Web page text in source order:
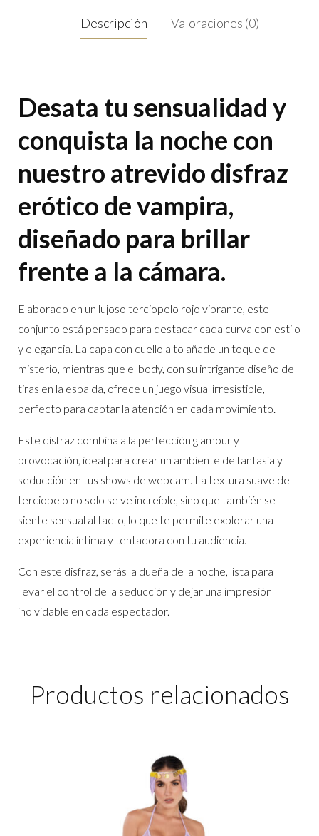
Descripción Valoraciones (0)
Desata tu sensualidad y
conquista la noche con
nuestro atrevido disfraz
erótico de vampira,
diseñado para brillar
frente a la cámara.
Elaborado en un lujoso terciopelo rojo vibrante, este
conjunto está pensado para destacar cada curva con estilo
y elegancia. La capa con cuello alto añade un toque de
misterio, mientras que el body, con su intrigante diseño de
tiras en la espalda, ofrece un juego visual irresistible,
perfecto para captar la atención en cada movimiento.
Este disfraz combina a la perfección glamour y
provocación, ideal para crear un ambiente de fantasía y
seducción en tus shows de webcam. La textura suave del
terciopelo no solo se ve increíble, sino que también se
siente sensual al tacto, lo que te permite explorar una
experiencia íntima y tentadora con tu audiencia.
Con este disfraz, serás la dueña de la noche, lista para
llevar el control de la seducción y dejar una impresión
inolvidable en cada espectador.
Productos relacionados